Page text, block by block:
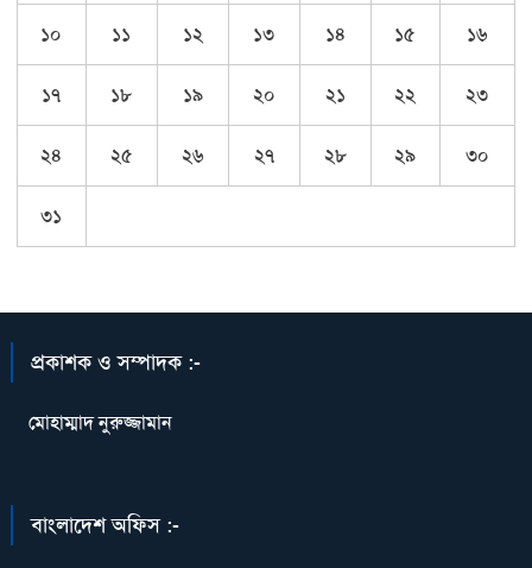
১০ ১১ ১২ ১৩ ১৪ ১৫ ১৬
১৭ ১৮ ১৯ ২০ ২১ ২২ ২৩
২৪ ২৫ ২৬ ২৭ ২৮ ২৯ ৩০
৩১
প্রকাশক ও সম্পাদক :-
মোহাম্মাদ নুরুজ্জামান
বাংলাদেশ অফিস :-